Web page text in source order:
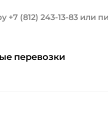
+7 (812) 243-13-83 или
перевозки